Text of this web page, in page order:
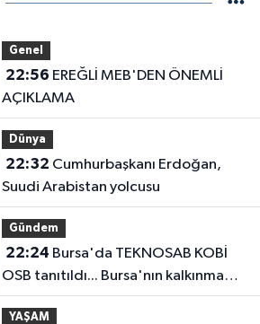
Genel
22:56
AÇIKLAMA
Dünya
22:32
Suudi Arabistan yolcusu
Gündem
22:24
OSB tanıtıldı... Bursa'nın kalkınma
yolculuğunda yeni dönem
YAŞAM